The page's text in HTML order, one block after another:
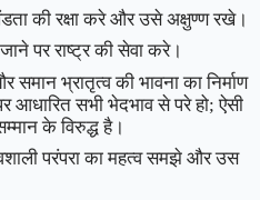
की रक्षा करे और उसे अक्षुण्ण रखे।
पर राष्ट्र की सेवा करे।
भ्रातृत्व की भावना का निर्माण
आधारित सभी भेदभाव से परे हो; ऐसी
के विरुद्ध है।
परंपरा का महत्व समझे और उस